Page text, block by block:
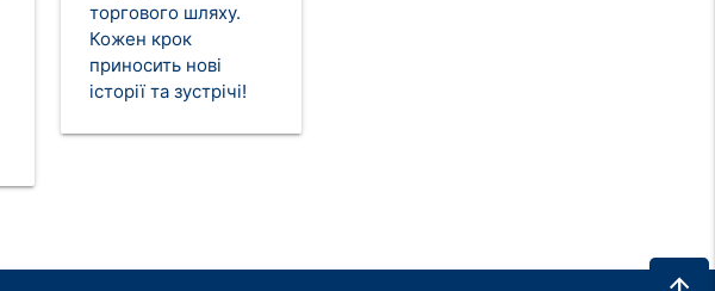
торгового шляху.
Кожен крок
приносить нові
історії та зустрічі!